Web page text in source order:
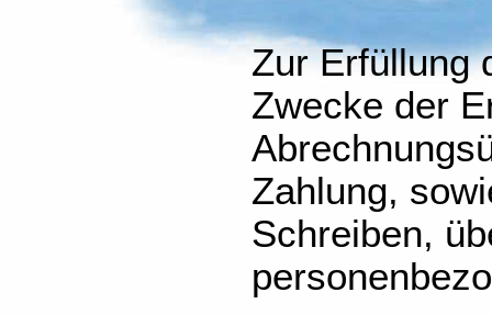
Zur Erfüllung
Zwecke der
Zahlung,
Schreiben,